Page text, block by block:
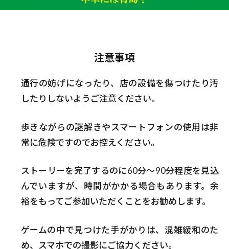
注意事項
通行の妨げになったり、店の設備を傷つけたり汚
したりしないようご注意ください。
歩きながらの謎解きやスマートフォンの使用は非
常に危険ですのでお控えください。
ストーリーを完了するのに60分〜90分程度を見込
んでいますが、時間がかかる場合もあります。余
裕をもってご参加いただくことをお勧めします。
ゲームの中で見つけた手がかりは、混雑緩和のた
め、スマホでの撮影にご協力ください。